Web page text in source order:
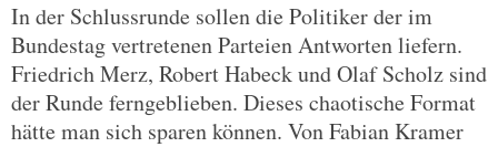
In der Schlussrunde sollen die Politiker der im
Bundestag vertretenen Parteien Antworten liefern.
Friedrich Merz, Robert Habeck und Olaf Scholz sind
der Runde ferngeblieben. Dieses chaotische Format
hätte man sich sparen können. Von Fabian Kramer